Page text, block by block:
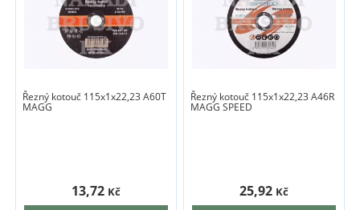
Řezný kotouč 115x1x22,23 A60T
MAGG
13,72 Kč
Řezný kotouč 115x1x22,23 A46R
MAGG SPEED
25,92 Kč